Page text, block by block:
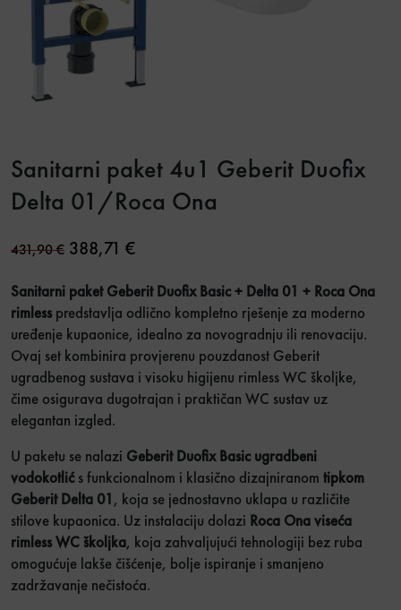
Sanitarni paket 4u1 Geberit Duofix
Delta 01/Roca Ona
431,90€ Original price was: 431,90 €.
388,71 €Current price is: 388,71 €.
Sanitarni paket Geberit Duofix Basic + Delta 01 + Roca Ona
rimless predstavlja odlično kompletno rješenje za moderno
uređenje kupaonice, idealno za novogradnju ili renovaciju.
Ovaj set kombinira provjerenu pouzdanost Geberit
ugradbenog sustava i visoku higijenu rimless WC školjke,
čime osigurava dugotrajan i praktičan WC sustav uz
elegantan izgled.
U paketu se nalazi Geberit Duofix Basic ugradbeni
vodokotlić s funkcionalnom i klasično dizajniranom tipkom
Geberit Delta 01, koja se jednostavno uklapa u različite
stilove kupaonica. Uz instalaciju dolazi Roca Ona viseća
rimless WC školjka, koja zahvaljujući tehnologiji bez ruba
omogućuje lakše čišćenje, bolje ispiranje i smanjeno
zadržavanje nečistoća.